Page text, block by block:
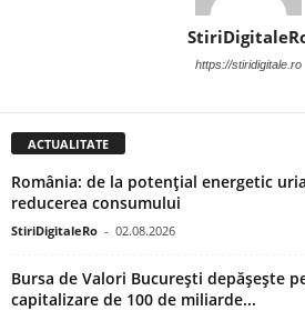
https://stiridigitale.ro
ACTUALITATE
România: de la potențial energetic
reducerea consumului
StiriDigitaleRo - 02.08.2026
Bursa de Valori București depășește
capitalizare de 100 de miliarde...